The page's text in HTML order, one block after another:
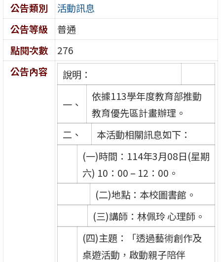
公告類別
活動訊息
公告等級
普通
點閱次數
276
公告內容
說明：
一、
依據113學年度教育部推動
教育優先區計畫辦理。
二、
本活動相關訊息如下：
(一)時間：114年3月08日(星期
六) 10：00 – 12：00。
(二)地點：本校圖書館。
(三)講師：林佩玲 心理師。
(四)主題：「透過藝術創作及
桌遊活動，啟動親子陪伴